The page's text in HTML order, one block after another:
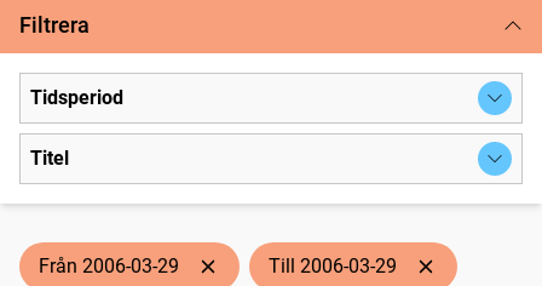
Filtrera
Tidsperiod
Titel
Från 2006-03-29 Till 2006-03-29